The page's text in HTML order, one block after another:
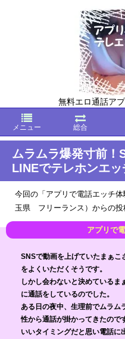
無料エロ通話ア
メニュー 総合
ムラムラ爆発寸前！
LINEでテレホンエッ
今回の「アプリで電話エッチ
玉県 フリーランス）からの投
SNSで動画を上げていたまぁこ
をよくいただくそうです。
しかし会わないと決めているま
に通話をしているのでした。
ある日の夜中、生理前でムラム
性から通話が掛かってきたので
いいタイミングだと思い電話に